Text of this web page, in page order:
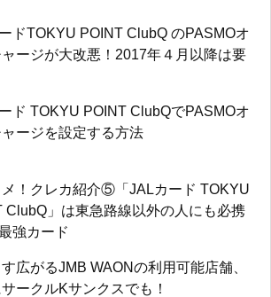
ドTOKYU POINT ClubQ のPASMOオ
ージが大改悪！2017年４月以降は要
ド TOKYU POINT ClubQでPASMOオ
ージを設定する方法
メ！クレカ紹介⑤「JALカード TOKYU
ClubQ」は東急路線以外の人にも必携
強カード
広がるJMB WAONの利用可能店舗、
ークルKサンクスでも！